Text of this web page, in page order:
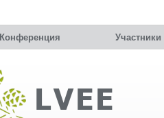
Конференция Участники